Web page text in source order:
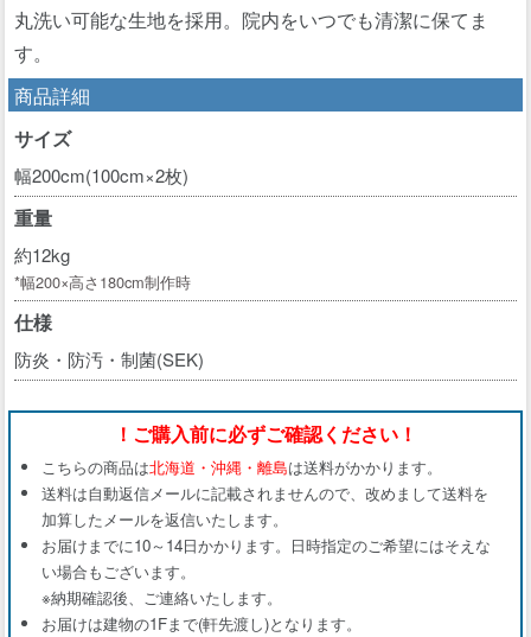
丸洗い可能な生地を採用。院内をいつでも清潔に保てま
す。
商品詳細
サイズ
幅200cm(100cm×2枚)
重量
約12kg
*幅200×高さ180cm制作時
仕様
防炎・防汚・制菌(SEK)
！ご購入前に必ずご確認ください！
こちらの商品は北海道・沖縄・離島は送料がかかります。
送料は自動返信メールに記載されませんので、改めまして送料を
加算したメールを返信いたします。
お届けまでに10～14日かかります。日時指定のご希望にはそえな
い場合もございます。
※納期確認後、ご連絡いたします。
お届けは建物の1Fまで(軒先渡し)となります。